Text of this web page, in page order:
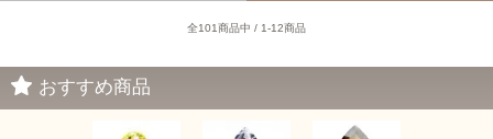
全101商品中 / 1-12商品
おすすめ商品